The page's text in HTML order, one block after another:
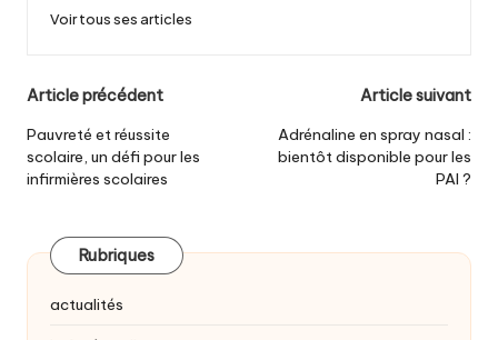
Voir tous ses articles
Post
navigation
Article précédent
Pauvreté et réussite
scolaire, un défi pour les
infirmières scolaires
Article suivant
Adrénaline en spray nasal :
bientôt disponible pour les
PAI ?
Rubriques
actualités